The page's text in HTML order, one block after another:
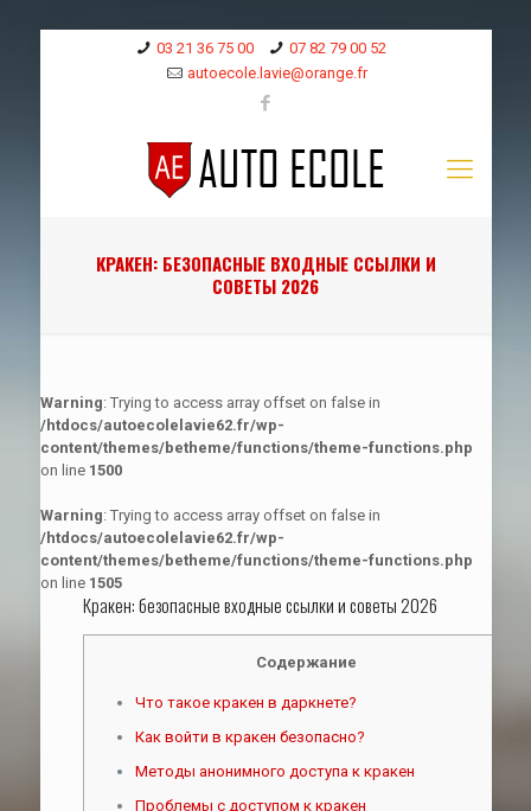
03 21 36 75 00
07 82 79 00 52
autoecole.lavie@orange.fr
КРАКЕН: БЕЗОПАСНЫЕ ВХОДНЫЕ ССЫЛКИ И
СОВЕТЫ 2026
Warning: Trying to access array offset on false in
/htdocs/autoecolelavie62.fr/wp-
content/themes/betheme/functions/theme-functions.php
on line 1500
Warning: Trying to access array offset on false in
/htdocs/autoecolelavie62.fr/wp-
content/themes/betheme/functions/theme-functions.php
on line 1505
Кракен: безопасные входные ссылки и советы 2026
Содержание
Что такое кракен в даркнете?
Как войти в кракен безопасно?
Методы анонимного доступа к кракен
Проблемы с доступом к кракен